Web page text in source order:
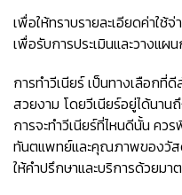
เพื่อให้ทราบรายละเอียดค่าใ
เพื่อรับการประเมินและวางแผ
การทำวีเนียร์ เป็นทางเลือก
สวยงาม โดยวีเนียร์อยู่ได้นา
การจะทำวีเนียร์ที่ไหนดีนั้น ค
ทันตแพทย์และคุณภาพของวั
ให้คำปรึกษาและบริการด้วยมา